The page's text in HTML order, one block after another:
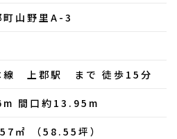
町山野里A-3
線 上郡駅 まで 徒歩15分
間口約13.95m
㎡ （58.55坪）